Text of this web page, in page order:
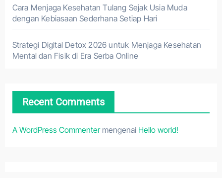
Cara Menjaga Kesehatan Tulang Sejak Usia Muda
dengan Kebiasaan Sederhana Setiap Hari
Strategi Digital Detox 2026 untuk Menjaga Kesehatan
Mental dan Fisik di Era Serba Online
Recent Comments
A WordPress Commentermengenai Hello world!